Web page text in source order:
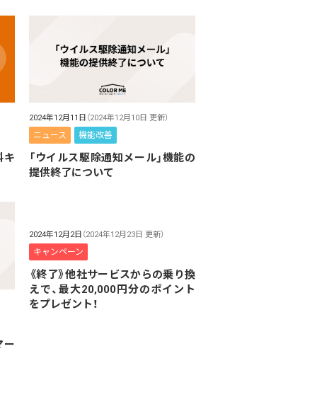
キ
2024年12月11日 （2024年12月10日 更新）
ニュース 機能改善
「ウイルス駆除通知メール」機能の
提供終了について
ー
2024年12月2日 （2024年12月23日 更新）
キャンペーン
《終了》他社サービスからの乗り換
えで、最大20,000円分のポイント
をプレゼント！